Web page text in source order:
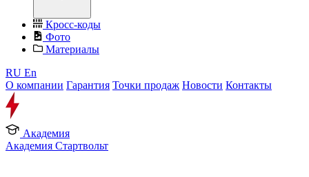
Кросс-коды
Фото
Материалы
RU En
О компании Гарантия Точки продаж Новости Контакты
Академия
Академия Стартвольт